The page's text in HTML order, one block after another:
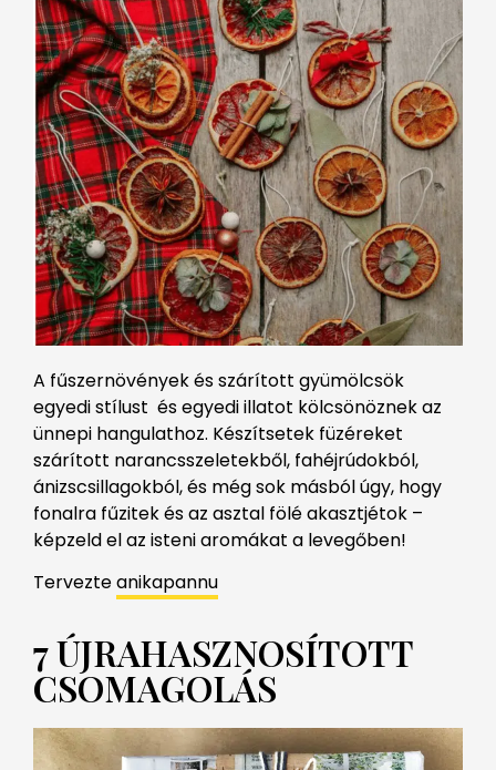
A fűszernövények és szárított gyümölcsök
egyedi stílust és egyedi illatot kölcsönöznek az
ünnepi hangulathoz. Készítsetek füzéreket
szárított narancsszeletekből, fahéjrúdokból,
ánizscsillagokból, és még sok másból úgy, hogy
fonalra fűzitek és az asztal fölé akasztjétok –
képzeld el az isteni aromákat a levegőben!
Tervezteanikapannu
7 ÚJRAHASZNOSÍTOTT
CSOMAGOLÁS